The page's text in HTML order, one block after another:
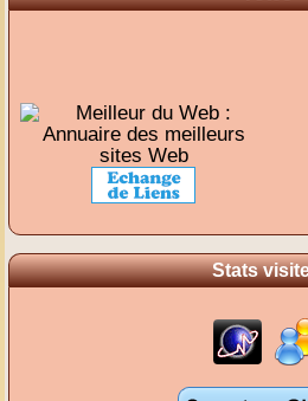
Stats